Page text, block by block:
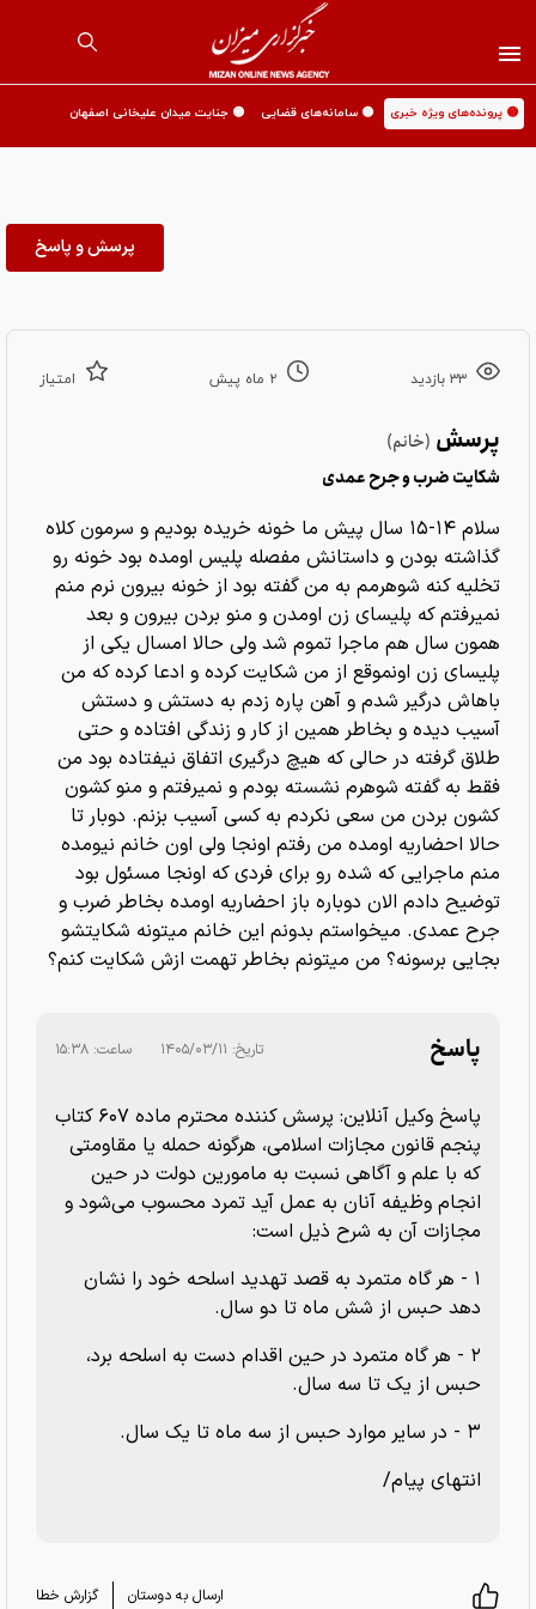
🟡 پرونده‌های ویژه خبری 🟡 سامانه‌های قضایی 🟡 جنایت میدان علیخانی اصفهان
پرسش و پاسخ
امتیاز
پرسش (خانم)
شکایت ضرب و جرح عمدی
سلام ۱۴-۱۵ سال پیش ما خونه خریده بودیم و سرمون کلاه
گذاشته بودن و داستانش مفصله پلیس اومده بود خونه رو
تخلیه کنه شوهرمم به من گفته بود از خونه بیرون نرم منم
نمیرفتم که پلیسای زن اومدن و منو بردن بیرون و بعد
همون سال هم ماجرا تموم شد ولی حالا امسال یکی از
پلیسای زن اونموقع از من شکایت کرده و ادعا کرده که من
باهاش درگیر شدم و آهن پاره زدم به دستش و دستش
آسیب دیده و بخاطر همین از کار و زندگی افتاده و حتی
طلاق گرفته در حالی که هیچ درگیری اتفاق نیفتاده بود من
فقط به گفته شوهرم نشسته بودم و نمیرفتم و منو کشون
کشون بردن من سعی نکردم به کسی آسیب بزنم. دوبار تا
حالا احضاریه اومده من رفتم اونجا ولی اون خانم نیومده
منم ماجرایی که شده رو برای فردی که اونجا مسئول بود
توضیح دادم الان دوباره باز احضاریه اومده بخاطر ضرب و
جرح عمدی. میخواستم بدونم این خانم میتونه شکایتشو
بجایی برسونه؟ من میتونم بخاطر تهمت ازش شکایت کنم؟
پاسخ تاریخ: ۱۴۰۵/۰۳/۱۱ ساعت: ۱۵:۳۸
پاسخ وکیل آنلاین: پرسش کننده محترم ماده ۶۰۷ کتاب
پنجم قانون مجازات اسلامی، هرگونه حمله یا مقاومتی
که با علم و آگاهی نسبت به مامورین دولت در حین
انجام وظیفه آنان به عمل آید تمرد محسوب می‌شود و
مجازات آن به شرح ذیل است:
۱ - هر گاه متمرد به قصد تهدید اسلحه خود را نشان
دهد حبس از شش ماه تا دو سال.
۲ - هر گاه متمرد در حین اقدام دست به اسلحه برد،
حبس از یک تا سه سال.
۳ - در سایر موارد حبس از سه ماه تا یک سال.
انتهای پیام/
ارسال به دوستان گزارش خطا